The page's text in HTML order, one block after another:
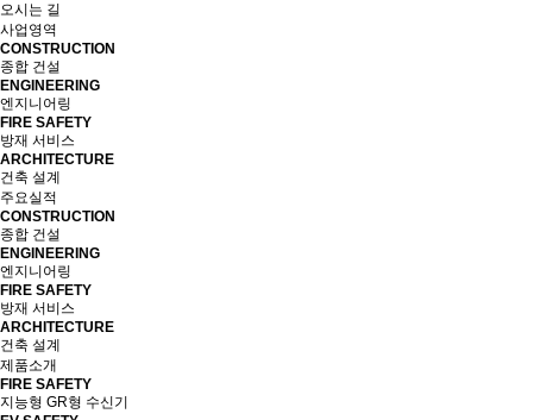
오시는 길
사업영역
CONSTRUCTION
종합 건설
ENGINEERING
엔지니어링
FIRE SAFETY
방재 서비스
ARCHITECTURE
건축 설계
주요실적
CONSTRUCTION
종합 건설
ENGINEERING
엔지니어링
FIRE SAFETY
방재 서비스
ARCHITECTURE
건축 설계
제품소개
FIRE SAFETY
지능형 GR형 수신기